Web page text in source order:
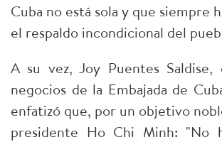
Cuba no está sola y que siempre
el respaldo incondicional del
A su vez, Joy Puentes Saldise,
negocios de la Embajada de
enfatizó que, por un objetivo
presidente Ho Chi Minh: "No